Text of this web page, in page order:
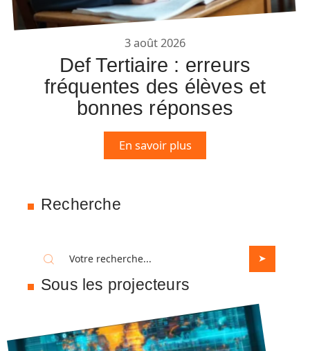
3 août 2026
Def Tertiaire : erreurs
fréquentes des élèves et
bonnes réponses
En savoir plus
Recherche
Sous les projecteurs